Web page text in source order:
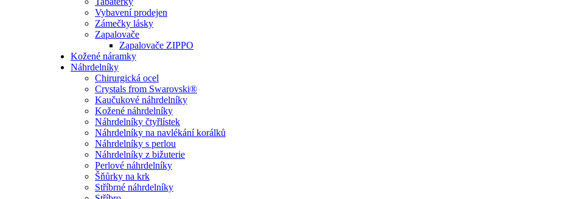
Vybavení prodejen
Zámečky lásky
Zapalovače
Zapalovače ZIPPO
Kožené náramky
Náhrdelníky
Chirurgická ocel
Crystals from Swarovski®
Kaučukové náhrdelníky
Kožené náhrdelníky
Náhrdelníky čtyřlístek
Náhrdelníky na navlékání korálků
Náhrdelníky s perlou
Náhrdelníky z bižuterie
Perlové náhrdelníky
Šňůrky na krk
Stříbrné náhrdelníky